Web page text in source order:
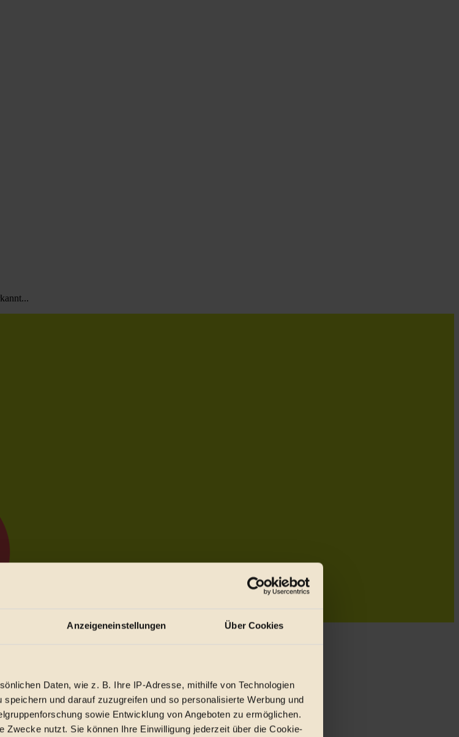
Anzeigeneinstellungen Über Cookies
Daten, wie z. B. Ihre IP-Adresse, mithilfe von Technologien
und darauf zuzugreifen und so personalisierte Werbung und
sowie Entwicklung von Angeboten zu ermöglichen.
Zwecke nutzt. Sie können Ihre Einwilligung jederzeit über die Cookie-